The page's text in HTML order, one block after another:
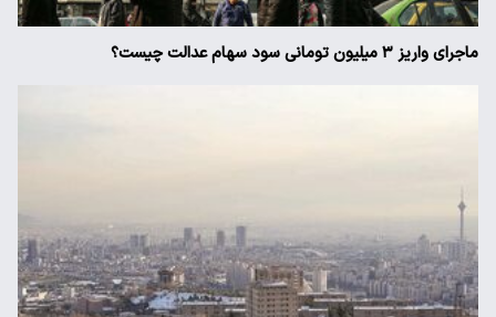
ماجرای واریز ۳ میلیون تومانی سود سهام عدالت چیست؟